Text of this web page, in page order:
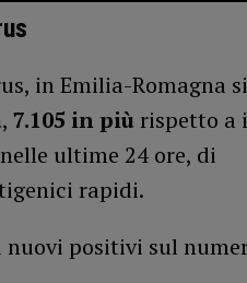
in Emilia-Romagna
, 7.105 in più rispetto a
ultime 24 ore, di
rapidi.
nuovi positivi sul